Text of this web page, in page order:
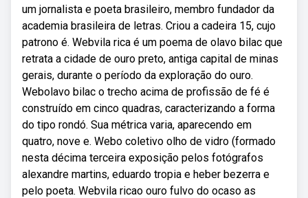
um jornalista e poeta brasileiro, membro fundador da
academia brasileira de letras. Criou a cadeira 15, cujo
patrono é. Webvila rica é um poema de olavo bilac que
retrata a cidade de ouro preto, antiga capital de minas
gerais, durante o período da exploração do ouro.
Webolavo bilac o trecho acima de profissão de fé é
construído em cinco quadras, caracterizando a forma
do tipo rondó. Sua métrica varia, aparecendo em
quatro, nove e. Webo coletivo olho de vidro (formado
nesta décima terceira exposição pelos fotógrafos
alexandre martins, eduardo tropia e heber bezerra e
pelo poeta. Webvila ricao ouro fulvo do ocaso as